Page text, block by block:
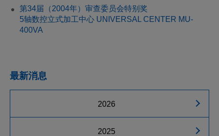
第34届（2004年）审查委员会特别奖
5轴数控立式加工中心 UNIVERSAL CENTER MU-
400VA
最新消息
2026
2025